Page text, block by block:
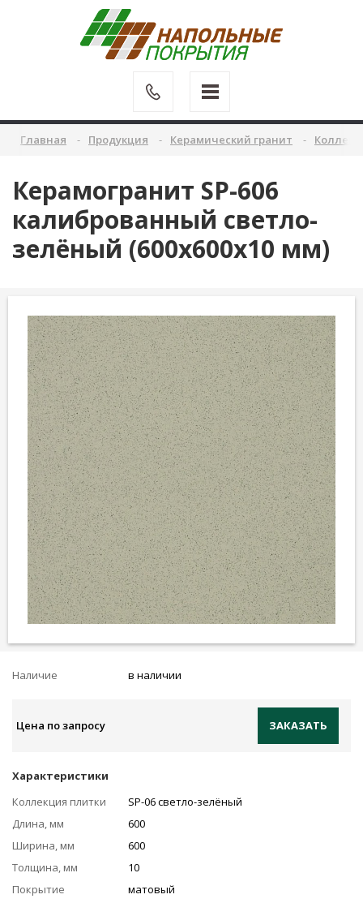
Главная Продукция Керамический гранит
Керамогранит SP-606
калиброванный светло-
зелёный (600х600х10 мм)
Наличие в наличии
Цена по запросу ЗАКАЗАТЬ
Характеристики
Коллекция плитки
SP-06 светло-зелёный
Длина, мм
600
Ширина, мм
600
Толщина, мм
10
Покрытие
матовый